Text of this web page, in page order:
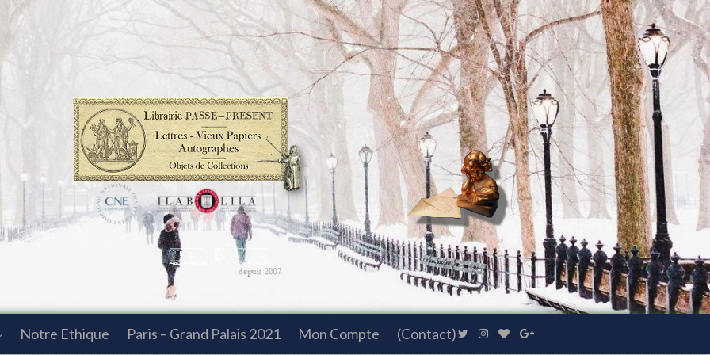
Notre Ethique Paris – Grand Palais 2021 Mon Compte (Contact)